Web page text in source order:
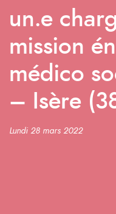
un.e
mission
médico
– Isère
Lundi 28 mars 2022